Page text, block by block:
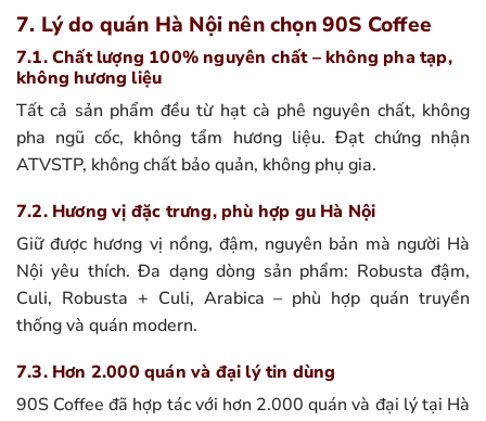
7. Lý do quán Hà Nội nên chọn 90S Coffee
7.1. Chất lượng 100% nguyên chất – không pha tạp,
không hương liệu
Tất cả sản phẩm đều từ hạt cà phê nguyên chất, không
pha ngũ cốc, không tẩm hương liệu. Đạt chứng nhận
ATVSTP, không chất bảo quản, không phụ gia.
7.2. Hương vị đặc trưng, phù hợp gu Hà Nội
Giữ được hương vị nồng, đậm, nguyên bản mà người Hà
Nội yêu thích. Đa dạng dòng sản phẩm: Robusta đậm,
Culi, Robusta + Culi, Arabica – phù hợp quán truyền
thống và quán modern.
7.3. Hơn 2.000 quán và đại lý tin dùng
90S Coffee đã hợp tác với hơn 2.000 quán và đại lý tại Hà